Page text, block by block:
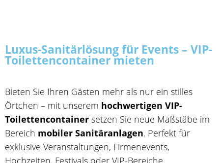
Luxus-Sanitärlösung für Events – VIP-
Toilettencontainer mieten
Bieten Sie Ihren Gästen mehr als nur ein stilles
Örtchen – mit unserem hochwertigen VIP-
Toilettencontainer setzen Sie neue Maßstäbe im
Bereich mobiler Sanitäranlagen. Perfekt für
exklusive Veranstaltungen, Firmenevents,
Hochzeiten, Festivals oder VIP-Bereiche.